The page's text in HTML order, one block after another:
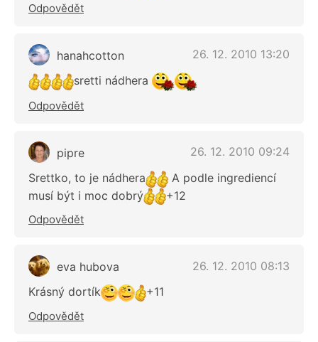
Odpovědět
hanahcotton
26. 12. 2010 13:20
sretti nádhera
Odpovědět
pipre
26. 12. 2010 09:24
Srettko, to je nádhera
A podle ingrediencí
musí být i moc dobrý
+12
Odpovědět
eva hubova
26. 12. 2010 08:13
Krásný dortík
+11
Odpovědět